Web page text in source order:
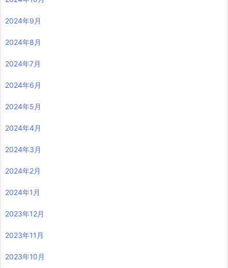
2024年9月
2024年8月
2024年7月
2024年6月
2024年5月
2024年4月
2024年3月
2024年2月
2024年1月
2023年12月
2023年11月
2023年10月